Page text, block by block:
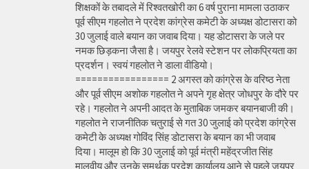
शिक्षकों के तबादले में रिश्वतखोरी का 6 वर्ष पुराना मामला उठाकर
पूर्व सीएम गहलोत ने प्रदेश कांग्रेस कमेटी के अध्यक्ष डोटासरा को
30 जुलाई वाले बयान का जवाब दिया। यह डोटासरा के जले पर
नमक छिड़कना जैसा है। जयपुर रेलवे स्टेशन पर लोकप्रियता का
प्रदर्शन। स्वयं गहलोत ने डाला वीडियो।
================= 2 अगस्त को कांग्रेस के वरिष्ठ नेता
और पूर्व सीएम अशोक गहलोत ने अपने गृह क्षेत्र जोधपुर के दौरे पर
रहे। गहलोत ने अपनी आदत के मुताबिक जमकर बयानबाजी की।
गहलोत ने राजनीतिक चतुराई से गत 30 जुलाई को प्रदेश कांग्रेस
कमेटी के अध्यक्ष गोविंद सिंह डोटासरा के बयान का भी जवाब
दिया। मालूम हो कि 30 जुलाई को पूर्व मंत्री महेंद्रजीत सिंह
मालवीय और उनके समर्थक प्रदेश कार्यालय आने से पहले जयपुर